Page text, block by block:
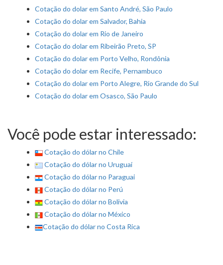
Cotação do dolar em Santo André, São Paulo
Cotação do dolar em Salvador, Bahia
Cotação do dolar em Rio de Janeiro
Cotação do dolar em Ribeirão Preto, SP
Cotação do dolar em Porto Velho, Rondônia
Cotação do dolar em Recife, Pernambuco
Cotação do dolar em Porto Alegre, Rio Grande do Sul
Cotação do dolar em Osasco, São Paulo
Você pode estar interessado:
Cotação do dólar no Chile
Cotação do dólar no Uruguai
Cotação do dólar no Paraguai
Cotação do dólar no Perú
Cotação do dólar no Bolivia
Cotação do dólar no México
Cotação do dólar no Costa Rica